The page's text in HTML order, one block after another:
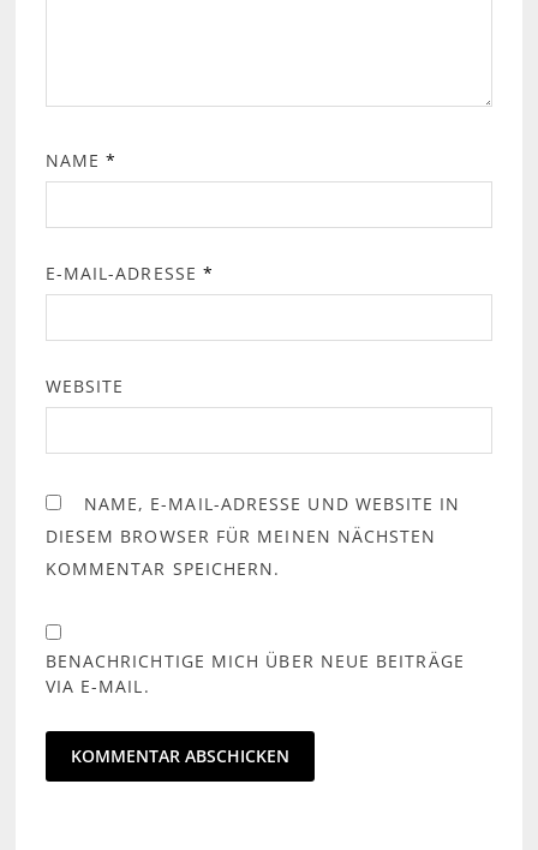
NAME*
E-MAIL-ADRESSE *
WEBSITE
NAME, E-MAIL-ADRESSE UND WEBSITE IN
DIESEM BROWSER FÜR MEINEN NÄCHSTEN
KOMMENTAR SPEICHERN.
BENACHRICHTIGE MICH ÜBER NEUE BEITRÄGE
VIA E-MAIL.